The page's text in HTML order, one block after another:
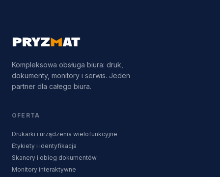
Kompleksowa obsługa biura: druk,
dokumenty, monitory i serwis. Jeden
partner dla całego biura.
OFERTA
Drukarki i urządzenia wielofunkcyjne
Etykiety i identyfikacja
Skanery i obieg dokumentów
Monitory interaktywne